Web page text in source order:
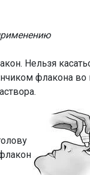
Нельзя
флакона во